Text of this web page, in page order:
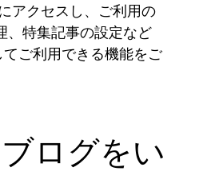
アクセスし、ご利用の
、特集記事の設定など
ご利用できる機能をご
ログをい